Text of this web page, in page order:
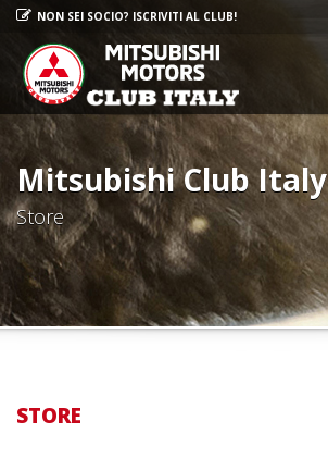
NON SEI SOCIO? ISCRIVITI AL CLUB!
Mitsubishi Club Italy
Store
STORE